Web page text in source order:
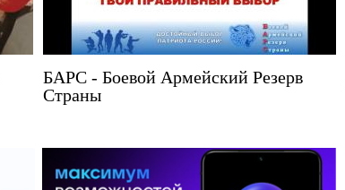
БАРС - Боевой Армейский Резерв
Страны